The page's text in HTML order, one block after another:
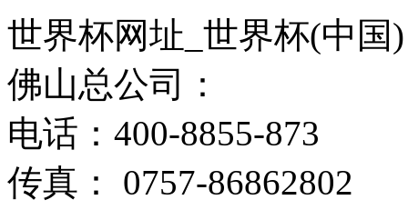
世界杯网址_世界杯(中国)
佛山总公司：
电话：400-8855-873
传真： 0757-86862802